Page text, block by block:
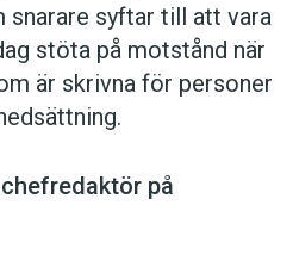
syftar till att vara
stöta på motstånd när
är skrivna för personer
på